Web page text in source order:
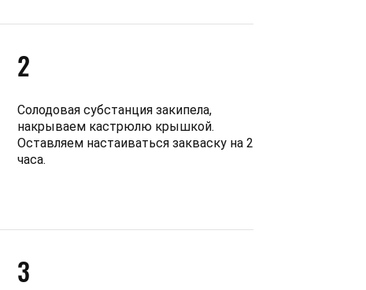
2
Солодовая субстанция закипела,
накрываем кастрюлю крышкой.
Оставляем настаиваться закваску на 2
часа.
3